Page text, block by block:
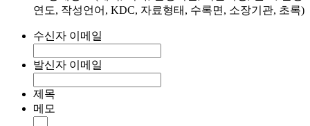
연도, 작성언어, KDC, 자료형태, 수록면, 소장기관, 초록)
수신자 이메일
발신자 이메일
제목
메모